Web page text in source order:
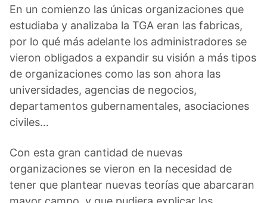
En un comienzo las únicas organizaciones que
estudiaba y analizaba la TGA eran las fabricas,
por lo qué más adelante los administradores se
vieron obligados a expandir su visión a más tipos
de organizaciones como las son ahora las
universidades, agencias de negocios,
departamentos gubernamentales, asociaciones
civiles…
Con esta gran cantidad de nuevas
organizaciones se vieron en la necesidad de
tener que plantear nuevas teorías que abarcaran